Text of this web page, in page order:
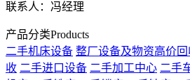
联系人：冯经理
产品分类Products
二手机床设备 整厂设备及物资高价回
收 二手进口设备 二手加工中心 二手